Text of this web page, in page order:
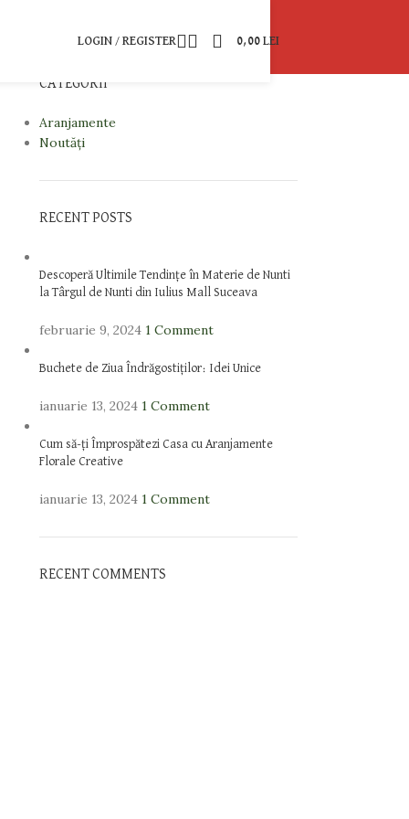
LOGIN / REGISTER 0,00 LEI
CATEGORII
Aranjamente
Noutăți
RECENT POSTS
Descoperă Ultimile Tendințe în Materie de Nunti
la Târgul de Nunti din Iulius Mall Suceava
februarie 9, 2024 1 Comment
Buchete de Ziua Îndrăgostiților: Idei Unice
ianuarie 13, 2024 1 Comment
Cum să-ți Împrospătezi Casa cu Aranjamente
Florale Creative
ianuarie 13, 2024 1 Comment
RECENT COMMENTS